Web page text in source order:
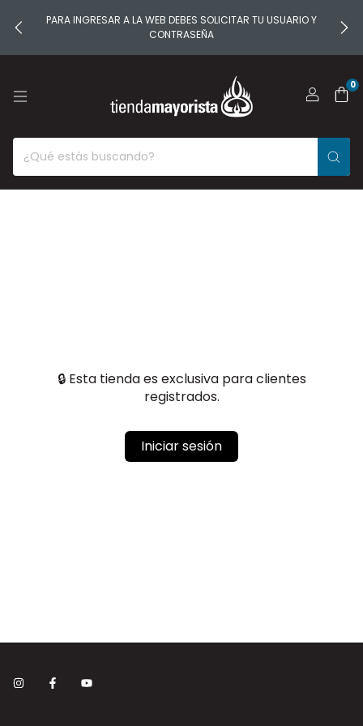
PARA INGRESAR A LA WEB DEBES SOLICITAR TU USUARIO Y
CONTRASEÑA
0
🔒 Esta tienda es exclusiva para clientes
registrados.
Iniciar sesión